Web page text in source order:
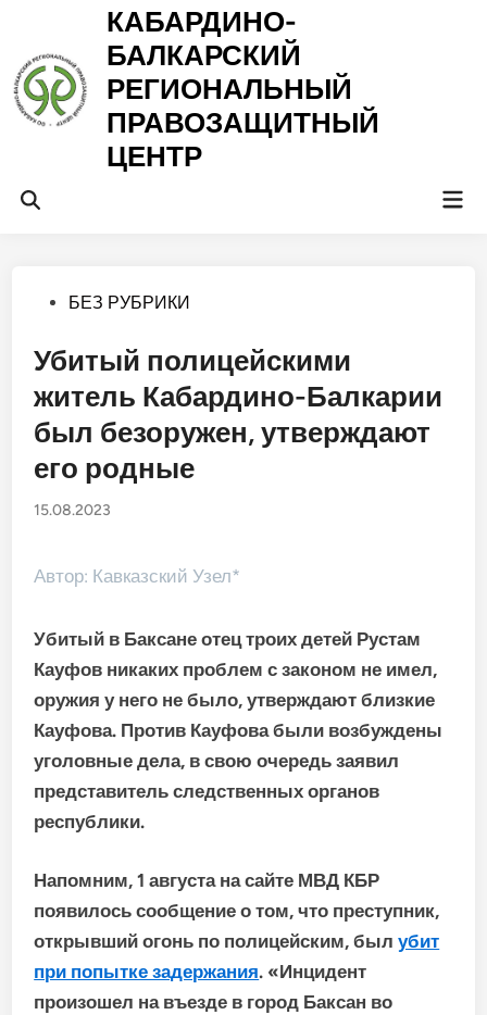
содержимому
КАБАРДИНО-
БАЛКАРСКИЙ
РЕГИОНАЛЬНЫЙ
ПРАВОЗАЩИТНЫЙ
ЦЕНТР
Открыть
Опубликовано
БЕЗ РУБРИКИ
Убитый полицейскими
житель Кабардино-Балкарии
был безоружен, утверждают
его родные
15.08.2023
Автор: Кавказский Узел*
Убитый в Баксане отец троих детей Рустам
Кауфов никаких проблем с законом не имел,
оружия у него не было, утверждают близкие
Кауфова. Против Кауфова были возбуждены
уголовные дела, в свою очередь заявил
представитель следственных органов
республики.
Напомним, 1 августа на сайте МВД КБР
появилось сообщение о том, что преступник,
открывший огонь по полицейским, былубит
при попытке задержания. «Инцидент
произошел на въезде в город Баксан во